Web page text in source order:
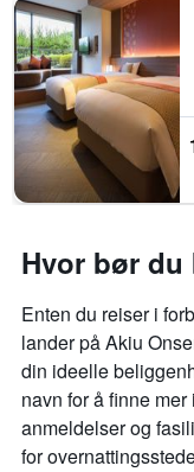
Hvor bør du
Enten du reiser i
lander på Akiu
din ideelle
navn for å finne
anmeldelser og
for